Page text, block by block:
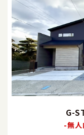
G-
-無人